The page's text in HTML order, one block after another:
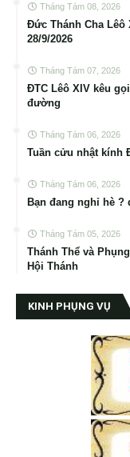
Tháng Tám 08, 2026
Đức Thánh Cha Lêô
28/9/2026
Tháng Tám 07, 2026
ĐTC Lêô XIV kêu
đường
Tháng Tám 06, 2026
Tuần cửu nhật kính
Tháng Tám 06, 2026
Bạn đang nghỉ hè ?
Tháng Tám 05, 2026
Thánh Thể và
Hội Thánh
KINH PHỤNG VỤ